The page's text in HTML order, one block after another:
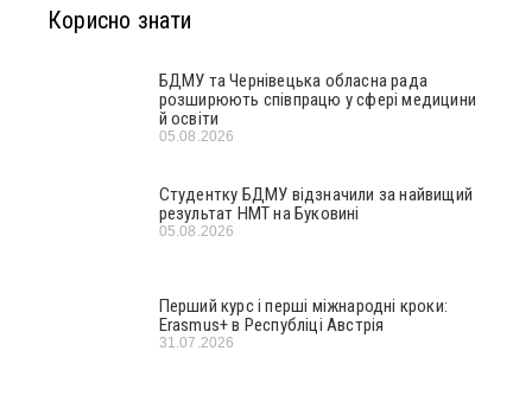
Корисно знати
БДМУ та Чернівецька обласна рада
розширюють співпрацю у сфері медицини
й освіти
05.08.2026
Студентку БДМУ відзначили за найвищий
результат НМТ на Буковині
05.08.2026
Перший курс і перші міжнародні кроки:
Erasmus+ в Республіці Австрія
31.07.2026